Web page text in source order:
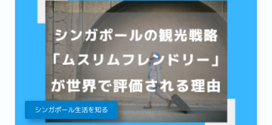
シンガポール生活を知る